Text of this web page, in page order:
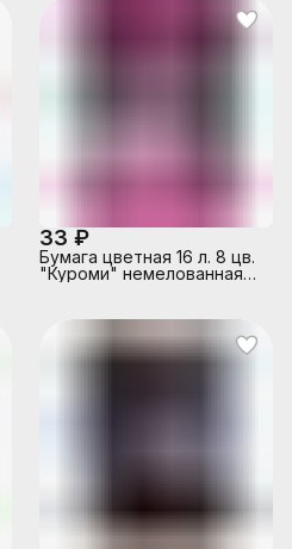
мелованная бумага 130 г/
33 ₽
Бумага цветная 16 л. 8 цв.
"Куроми" немелованная